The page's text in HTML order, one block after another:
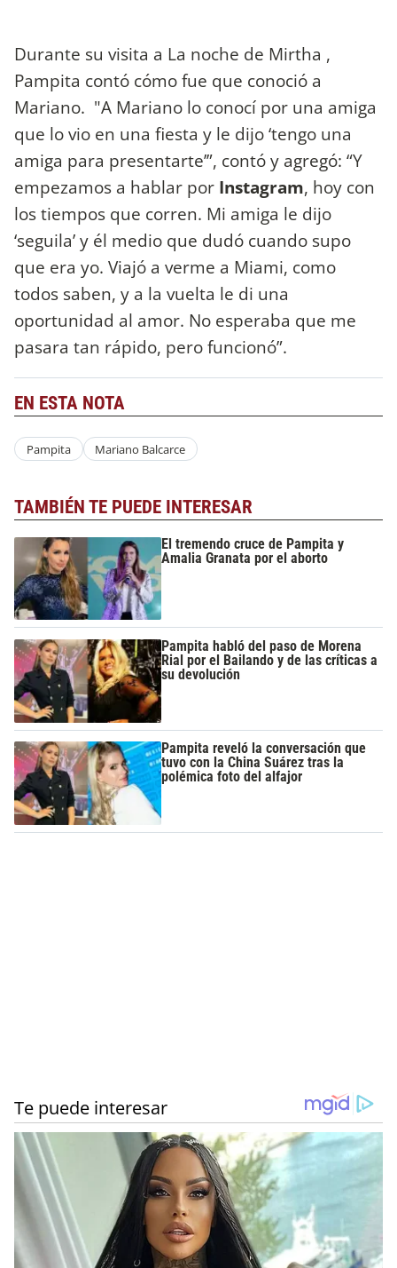
Durante su visita a La noche de Mirtha ,
Pampita contó cómo fue que conoció a
Mariano. "A Mariano lo conocí por una amiga
que lo vio en una fiesta y le dijo ‘tengo una
amiga para presentarte’”, contó y agregó: “Y
empezamos a hablar por Instagram, hoy con
los tiempos que corren. Mi amiga le dijo
‘seguila’ y él medio que dudó cuando supo
que era yo. Viajó a verme a Miami, como
todos saben, y a la vuelta le di una
oportunidad al amor. No esperaba que me
pasara tan rápido, pero funcionó”.
EN ESTA NOTA
Pampita Mariano Balcarce
TAMBIÉN TE PUEDE INTERESAR
El tremendo cruce de Pampita y
Amalia Granata por el aborto
Pampita habló del paso de Morena
Rial por el Bailando y de las críticas a
su devolución
Pampita reveló la conversación que
tuvo con la China Suárez tras la
polémica foto del alfajor